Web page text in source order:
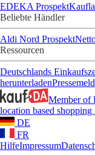
EDEKA Prospekt
Beliebte Händler
Aldi Nord Prospekt
Ressourcen
Deutschlands
herunterladen
Member of
location based
DE
FR
HilfeImpressum